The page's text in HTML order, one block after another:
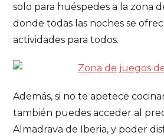
solo para huéspedes a la zona
donde todas las noches se
actividades para todos.
Además, si no te apetece
también puedes acceder al
Almadrava de Iberia, y poder